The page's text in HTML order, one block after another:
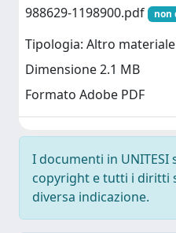
988629-1198900.pdf
non
Tipologia: Altro
Dimensione 2.1 MB
Formato Adobe PDF
I documenti in
copyright e tutti i diritti
diversa indicazione.